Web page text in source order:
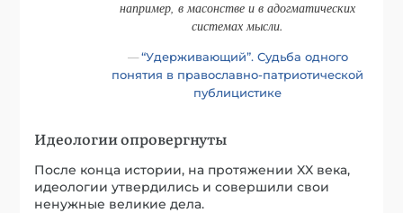
например, в масонстве и в адогматических
системах мысли.
“Удерживающий”. Судьба одного
понятия в православно-патриотической
публицистике
Идеологии опровергнуты
После конца истории, на протяжении XX века,
идеологии утвердились и совершили свои
ненужные великие дела.